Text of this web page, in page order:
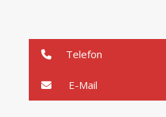
Telefon
E-Mail